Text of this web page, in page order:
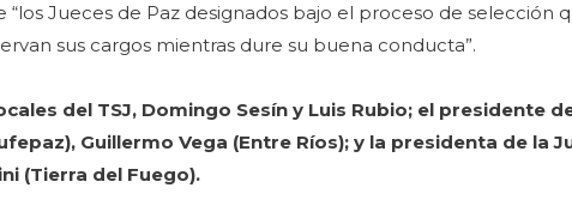
Jueces de Paz designados bajo el proceso de selección
sus cargos mientras dure su buena conducta”.
del TSJ, Domingo Sesín y Luis Rubio; el presidente
Guillermo Vega (Entre Ríos); y la presidenta de la
(Tierra del Fuego).